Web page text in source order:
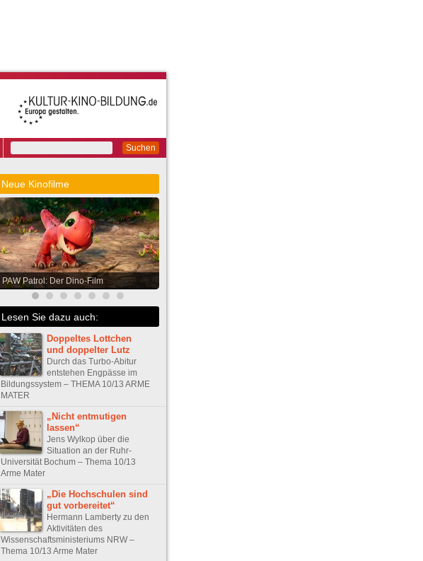
Suchen
Neue Kinofilme
PAW Patrol: Der Dino-Film
Lesen Sie dazu auch:
Doppeltes Lottchen
und doppelter Lutz
Durch das Turbo-Abitur
entstehen Engpässe im
Bildungssystem – THEMA 10/13 ARME
MATER
„Nicht entmutigen
lassen“
Jens Wylkop über die
Situation an der Ruhr-
Universität Bochum – Thema 10/13
Arme Mater
„Die Hochschulen sind
gut vorbereitet“
Hermann Lamberty zu den
Aktivitäten des
Wissenschaftsministeriums NRW –
Thema 10/13 Arme Mater